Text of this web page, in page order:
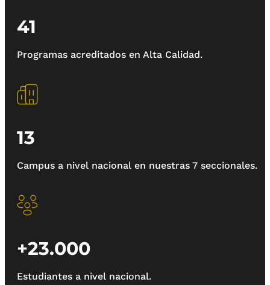
41
Programas acreditados en Alta Calidad.
13
Campus a nivel nacional en nuestras 7 seccionales.
+23.000
Estudiantes a nivel nacional.